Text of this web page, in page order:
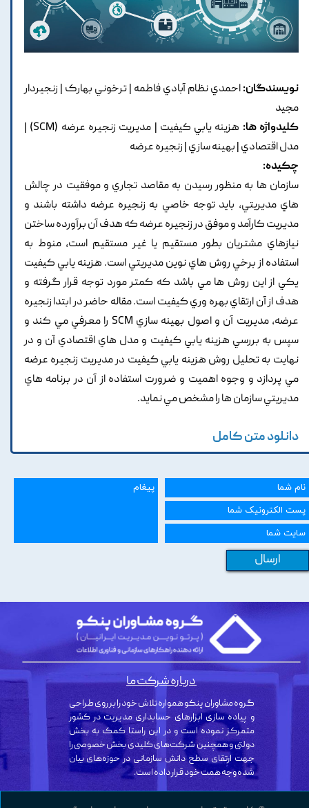
نویسندگان:احمدي نظام آبادي فاطمه | ترخوني بهارک | زنجيردار
مجيد
کلیدواژه ها:
هزينه يابي کيفيت | مديريت زنجيره عرضه (SCM) |
مدل اقتصادي | بهينه سازي | زنجيره عرضه
چکیده:
سازمان ها به منظور رسيدن به مقاصد تجاري و موفقيت در چالش
هاي مديريتي, بايد توجه خاصي به زنجيره عرضه داشته باشند و
مديريت کارآمد و موفق در زنجيره عرضه که هدف آن برآورده ساختن
نيازهاي مشتريان بطور مستقيم يا غير مستقيم است, منوط به
استفاده از برخي روش هاي نوين مديريتي است. هزينه يابي کيفيت
يکي از اين روش ها مي باشد که کمتر مورد توجه قرار گرفته و
هدف از آن ارتقاي بهره وري کيفيت است. مقاله حاضر در ابتدا زنجيره
عرضه, مديريت آن و اصول بهينه سازي SCM را معرفي مي کند و
سپس به بررسي هزينه يابي کيفيت و مدل هاي اقتصادي آن و در
نهايت به تحليل روش هزينه يابي کيفيت در مديريت زنجيره عرضه
مي پردازد و وجوه اهميت و ضرورت استفاده از آن در برنامه هاي
مديريتي سازمان ها را مشخص مي نمايد.
دانلود متن کامل
ارسال
گروه مشاوران پنکو همواره تلاش خود را بر روی طراحی
و پیاده سازی ابزارهای حسابداری مدیریت در کشور
متمرکز نموده است و در این راستا کمک به بخش
دولتی و همچنین شرکت‌های کلیدی بخش خصوصی را
جهت ارتقای سطح دانش سازمانی در حوزه‌های بیان
شده وجه همت خود قرار داده است.
درباره شرکت ما